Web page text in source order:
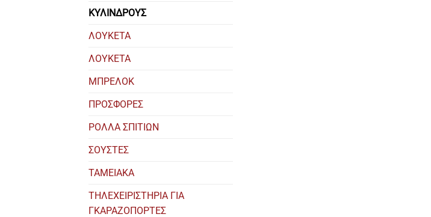
ΚΥΛΙΝΔΡΟΥΣ
ΛΟΥΚΕΤΑ
ΛΟΥΚΕΤΑ
ΜΠΡΕΛΟΚ
ΠΡΟΣΦΟΡΕΣ
ΡΟΛΛΑ ΣΠΙΤΙΩΝ
ΣΟΥΣΤΕΣ
ΤΑΜΕΙΑΚΑ
ΤΗΛΕΧΕΙΡΙΣΤΗΡΙΑ ΓΙΑ
ΓΚΑΡΑΖΟΠΟΡΤΕΣ